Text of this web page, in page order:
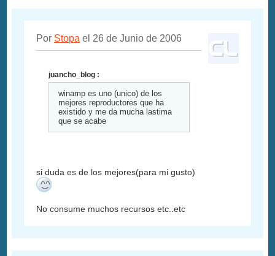
Por Stopa el 26 de Junio de 2006
juancho_blog :
winamp es uno (unico) de los
mejores reproductores que ha
existido y me da mucha lastima
que se acabe
si duda es de los mejores(para mi gusto)
No consume muchos recursos etc..etc